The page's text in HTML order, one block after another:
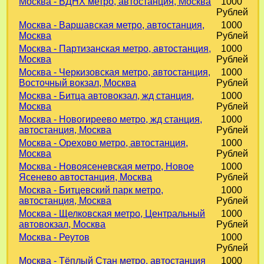
Рублей
Москва - Варшавская метро, автостанция,
Москва
1000
Рублей
Москва - Партизанская метро, автостанция,
Москва
1000
Рублей
Москва - Черкизовская метро, автостанция,
Восточный вокзал, Москва
1000
Рублей
Москва - Битца автовокзал, жд станция,
Москва
1000
Рублей
Москва - Новогиреево метро, жд станция,
автостанция, Москва
1000
Рублей
Москва - Орехово метро, автостанция,
Москва
1000
Рублей
Москва - Новоясеневская метро, Новое
Ясенево автостанция, Москва
1000
Рублей
Москва - Битцевский парк метро,
автостанция, Москва
1000
Рублей
Москва - Щелковская метро, Центральный
автовокзал, Москва
1000
Рублей
Москва - Реутов
1000
Рублей
Москва - Тёплый Стан метро, автостанция
1000